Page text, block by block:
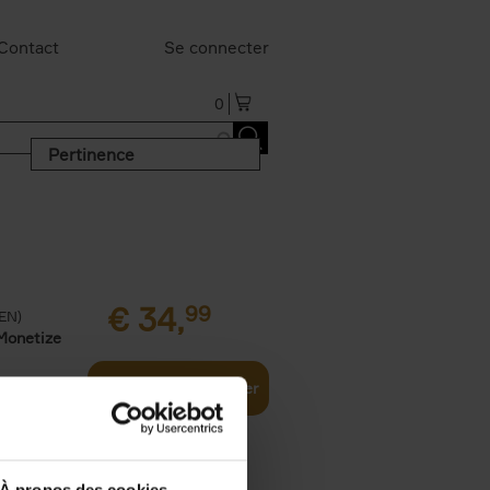
Se connecter
0
Pertinence
€ 34,99
Ajouter au panier